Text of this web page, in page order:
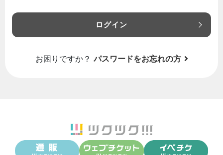
ログイン
お困りですか？ パスワードをお忘れの方